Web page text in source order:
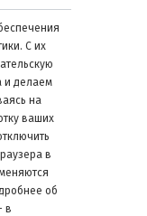
С их
и делаем
на
ваших
в
об
в